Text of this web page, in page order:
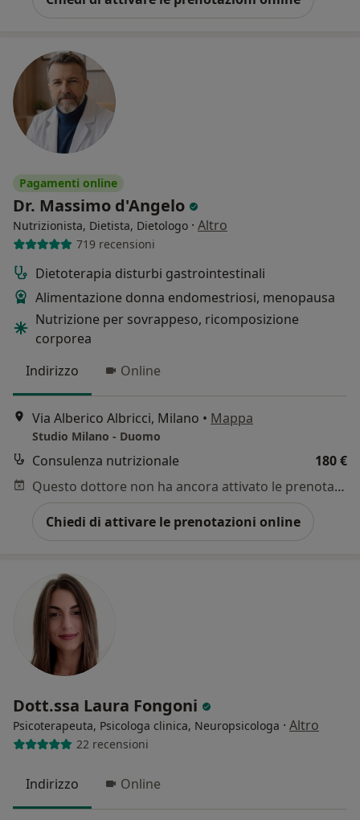
Pagamenti online
Dr. Massimo d'Angelo
Nutrizionista, Dietista, Dietologo · Altro
719 recensioni
Dietoterapia disturbi gastrointestinali
Alimentazione donna endomestriosi, menopausa
Nutrizione per sovrappeso, ricomposizione
corporea
Indirizzo
Online
Via Alberico Albricci, Milano • Mappa
Studio Milano - Duomo
Consulenza nutrizionale
180 €
Questo dottore non ha ancora attivato le prenotazioni online presso questo indirizzo.
Chiedi di attivare le prenotazioni online
Dott.ssa Laura Fongoni
Psicoterapeuta, Psicologa clinica, Neuropsicologa · Altro
22 recensioni
Indirizzo Online